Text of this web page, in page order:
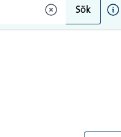
Sök